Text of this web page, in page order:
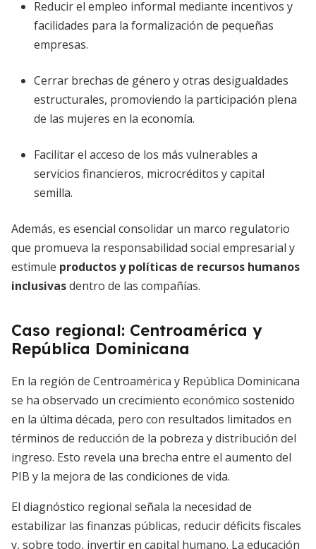
Reducir el empleo informal mediante incentivos y
facilidades para la formalización de pequeñas
empresas.
Cerrar brechas de género y otras desigualdades
estructurales, promoviendo la participación plena
de las mujeres en la economía.
Facilitar el acceso de los más vulnerables a
servicios financieros, microcréditos y capital
semilla.
Además, es esencial consolidar un marco regulatorio
que promueva la responsabilidad social empresarial y
estimule productos y políticas de recursos humanos
inclusivasdentro de las compañías.
Caso regional: Centroamérica y
República Dominicana
En la región de Centroamérica y República Dominicana
se ha observado un crecimiento económico sostenido
en la última década, pero con resultados limitados en
términos de reducción de la pobreza y distribución del
ingreso. Esto revela una brecha entre el aumento del
PIB y la mejora de las condiciones de vida.
El diagnóstico regional señala la necesidad de
estabilizar las finanzas públicas, reducir déficits fiscales
y, sobre todo, invertir en capital humano. La educación